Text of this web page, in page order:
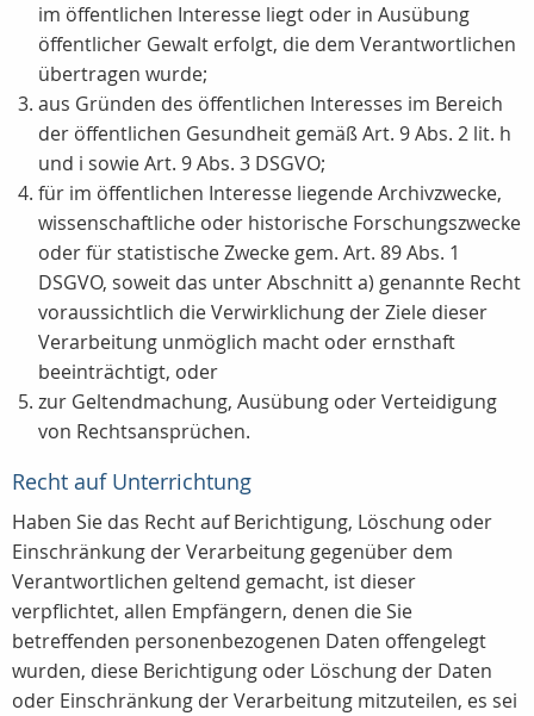
im öffentlichen Interesse liegt oder in Ausübung
öffentlicher Gewalt erfolgt, die dem Verantwortlichen
übertragen wurde;
aus Gründen des öffentlichen Interesses im Bereich
der öffentlichen Gesundheit gemäß Art. 9 Abs. 2 lit. h
und i sowie Art. 9 Abs. 3 DSGVO;
für im öffentlichen Interesse liegende Archivzwecke,
wissenschaftliche oder historische Forschungszwecke
oder für statistische Zwecke gem. Art. 89 Abs. 1
DSGVO, soweit das unter Abschnitt a) genannte Recht
voraussichtlich die Verwirklichung der Ziele dieser
Verarbeitung unmöglich macht oder ernsthaft
beeinträchtigt, oder
zur Geltendmachung, Ausübung oder Verteidigung
von Rechtsansprüchen.
Recht auf Unterrichtung
Haben Sie das Recht auf Berichtigung, Löschung oder
Einschränkung der Verarbeitung gegenüber dem
Verantwortlichen geltend gemacht, ist dieser
verpflichtet, allen Empfängern, denen die Sie
betreffenden personenbezogenen Daten offengelegt
wurden, diese Berichtigung oder Löschung der Daten
oder Einschränkung der Verarbeitung mitzuteilen, es sei